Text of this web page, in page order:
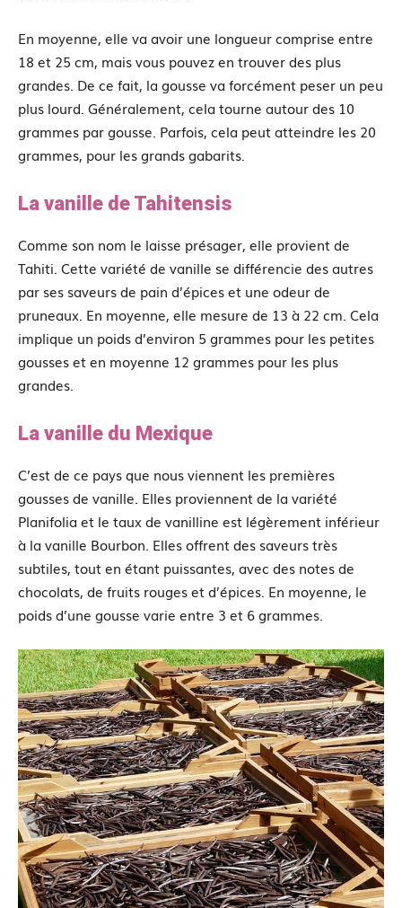
En moyenne, elle va avoir une longueur comprise entre
18 et 25 cm, mais vous pouvez en trouver des plus
grandes. De ce fait, la gousse va forcément peser un peu
plus lourd. Généralement, cela tourne autour des 10
grammes par gousse. Parfois, cela peut atteindre les 20
grammes, pour les grands gabarits.
La vanille de Tahitensis
Comme son nom le laisse présager, elle provient de
Tahiti. Cette variété de vanille se différencie des autres
par ses saveurs de pain d’épices et une odeur de
pruneaux. En moyenne, elle mesure de 13 à 22 cm. Cela
implique un poids d’environ 5 grammes pour les petites
gousses et en moyenne 12 grammes pour les plus
grandes.
La vanille du Mexique
C’est de ce pays que nous viennent les premières
gousses de vanille. Elles proviennent de la variété
Planifolia et le taux de vanilline est légèrement inférieur
à la vanille Bourbon. Elles offrent des saveurs très
subtiles, tout en étant puissantes, avec des notes de
chocolats, de fruits rouges et d’épices. En moyenne, le
poids d’une gousse varie entre 3 et 6 grammes.